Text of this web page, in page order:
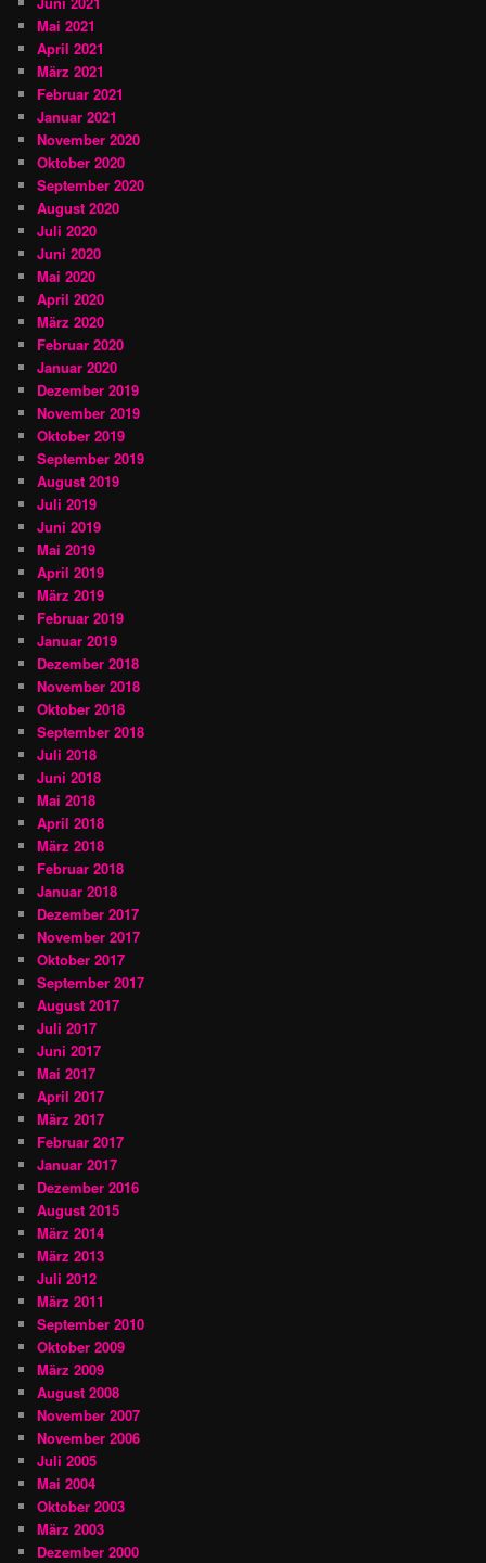
Mai 2021
April 2021
März 2021
Februar 2021
Januar 2021
November 2020
Oktober 2020
September 2020
August 2020
Juli 2020
Juni 2020
Mai 2020
April 2020
März 2020
Februar 2020
Januar 2020
Dezember 2019
November 2019
Oktober 2019
September 2019
August 2019
Juli 2019
Juni 2019
Mai 2019
April 2019
März 2019
Februar 2019
Januar 2019
Dezember 2018
November 2018
Oktober 2018
September 2018
Juli 2018
Juni 2018
Mai 2018
April 2018
März 2018
Februar 2018
Januar 2018
Dezember 2017
November 2017
Oktober 2017
September 2017
August 2017
Juli 2017
Juni 2017
Mai 2017
April 2017
März 2017
Februar 2017
Januar 2017
Dezember 2016
August 2015
März 2014
März 2013
Juli 2012
März 2011
September 2010
Oktober 2009
März 2009
August 2008
November 2007
November 2006
Juli 2005
Mai 2004
Oktober 2003
März 2003
Dezember 2000